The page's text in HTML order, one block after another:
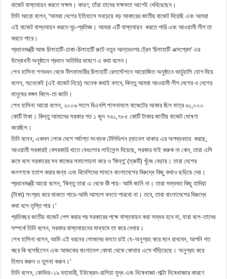
বাজেট বাস্তবায়ন করতে সক্ষম। কারণ, তাঁরা তাদের সক্ষমতা আগেই দেখিয়েছেন।
তিনি আরো বলেন, ‘আমরা দেশের ইতিহাসে সবচেয়ে বড় আকারের জাতীয় বাজেট দিয়েছি এবং আমরা
এই বাজেট বাস্তবায়ন করতে দৃঢ়-প্রতিজ্ঞ। আমরা এটি বাস্তবায়ন করতে পারি এবং আওয়ামী লীগ তা
করতে পারে।
প্রধানমন্ত্রী আজ চিলাহাটি-ঢাকা-চিলাহাটি রুটে নতুন আন্তঃনগর ট্রেন ‘চিলাহাটি এক্সপ্রেস’ এর
উদ্বোধনী অনুষ্ঠানে প্রধান অতিথির ভাষণে এ কথা বলেন।
শেখ হাসিনা গণভবন থেকে নীলফামারীর চিলাহাটি রেলস্টেশনে আয়োজিত অনুষ্ঠানে ভার্চুয়ালি যোগ দিয়ে
বলেন, অনেকেই (এই বাজেট নিয়ে) অনেক কথাই বলবে, কিন্তু আমরা আওয়ামী লীগ দেশের ও দেশের
মানুষের মঙ্গল কিসে-তা জানি।
শেখ হাসিনা আরো বলেন, ২০০৬ সালে বিএনপি শাসনামলে বাজেটের আকার ছিল মাত্র ৬১,০০০
কোটি টাকা। কিন্তু আমাদের সরকার গত ১ জুন ৭৬১,৭৮৫ কোটি টাকার জাতীয় বাজেট ঘোষণা
করেছিল।
তিনি বলেন, একদল লোক দেশে পর্যাপ্ত সংখ্যক টেলিভিশন চ্যানেল থাকায় এর অপব্যবহার করছে,
আওয়ামী সরকারই বেসরকারি খাতে যেগুলোর লাইসেন্স দিয়েছে, সরকার যাই করুক না কেন, তারা এসি
রুমে বসে সরকারের সব কাজের সমালোচনা করে ও ‘কিন্তু’ (ত্রুটি) খুঁজে বেড়ায়। তারা দেশের
জনগণকে হতাশ করার জন্য এবং বিদেশিদের সামনে বাংলাদেশের বিরুদ্ধে কিছু কথাও ছড়িয়ে দেয়।
প্রধানমন্ত্রী আরো বলেন, ‘কিন্তু তারা এ থেকে কী পায়- আমি জানি না। তারা সম্ভবত কিছু হাদিয়া
(টাকা) সংগ্রহ করে থাকতে পারে-আমি আসলে বলতে পারবো না। তবে, তারা বাংলাদেশের বিরুদ্ধে
কথা বলে তৃপ্তি পায়।’
প্রতিবছর জাতীয় বাজেট পেশ করার পর সরকারের পক্ষে বাস্তবায়ন করা সম্ভব হবে না, যারা বলে-তাদের
সম্পর্কে তিনি বলেন, সরকার বাস্তবায়নের মাধ্যমে তা করে দেখায়।
শেখ হাসিনা বলেন, আমি এই ধরনের লোকদের বলতে চাই যে-অনুগ্রহ করে মনে রাখবেন, আপনি গত
বছর কি বলেছিলেন এবং আজকের বাংলাদেশ কোথা থেকে কোথায় এসে দাঁড়িয়েছে। অনুগ্রহ করে
হিসাব করুন ও তুলনা করুন।’
তিনি বলেন, কোভিড-১৯ মহামারী, ইউক্রেন-রাশিয়া যুদ্ধ এবং নিষেধাজ্ঞা-পাল্টা নিষেধাজ্ঞার কারণে